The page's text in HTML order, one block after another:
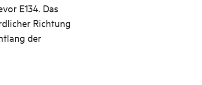
E134. Das
Richtung
der